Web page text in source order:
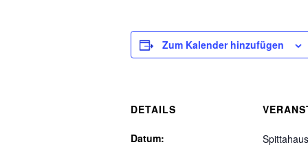
Zum Kalender hinzufügen
DETAILS
Datum:
Spittahaus